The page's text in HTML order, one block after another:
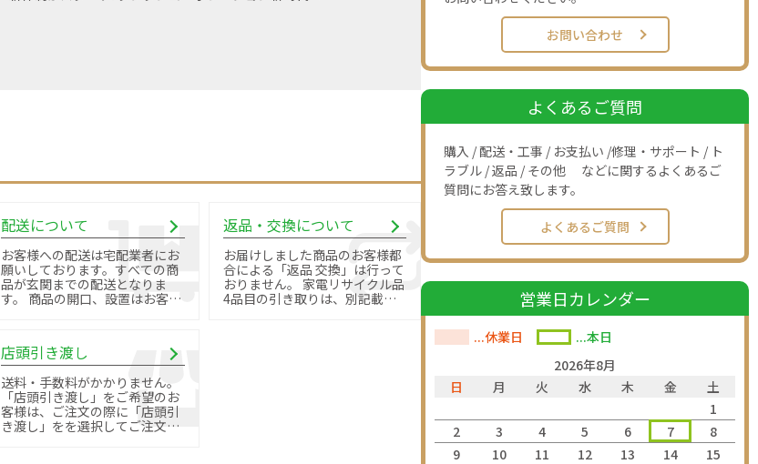
配送について
お客様への配送は宅配業者にお
願いしております。すべての商
品が玄関までの配送となりま
す。 商品の開口、設置はお客様
返品・交換について
お届けしました商品のお客様都
合による「返品 交換」は行って
おりません。 家電リサイクル品
4品目の引き取りは、別記載の
店頭引き渡し
送料・手数料がかかりません。
「店頭引き渡し」をご希望のお
客様は、ご注文の際に「店頭引
き渡し」をを選択してご注文く
お問い合わせ
よくあるご質問
購入 / 配送・工事 / お支払い /修理・サポート / ト
ラブル / 返品 / その他 などに関するよくあるご
質問にお答え致します。
よくあるご質問
営業日カレンダー
...休業日
...本日
2026年8月
日
月 火 水 木 金
土
1
2
3 4 5 6 7
8
9
10 11 12 13 14
15